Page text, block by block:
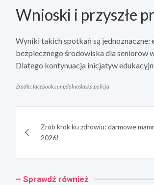
Wnioski i przyszłe
Wyniki takich spotkań są
bezpiecznego środowiska dla seniorów
Dlatego kontynuacja inicjatyw
Źródło: facebook.com/dolnoslaska.policja
wpisuZrób krok ku zdrowiu: darmowe
2026!
Sprawdź również